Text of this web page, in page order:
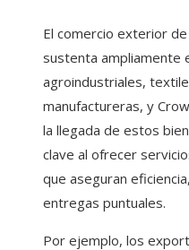
El comercio exterior de
sustenta ampliamente
agroindustriales,
manufactureras, y
la llegada de estos
clave al ofrecer
que aseguran
entregas puntuales.
Por ejemplo, los